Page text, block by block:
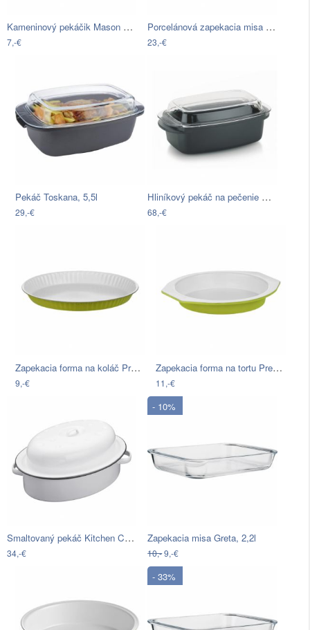
Kameninový pekáčik Mason Cash Classic…
7,-€
Porcelánová zapekacia misa s vekom z…
23,-€
Pekáč Toskana, 5,5l
29,-€
Hliníkový pekáč na pečenie Kela Kerros,…
68,-€
Zapekacia forma na koláč Premier…
9,-€
Zapekacia forma na tortu Premier…
11,-€
Smaltovaný pekáč Kitchen Craft Living…
34,-€
- 10%
Zapekacia misa Greta, 2,2l
10,-9,-€
- 33%